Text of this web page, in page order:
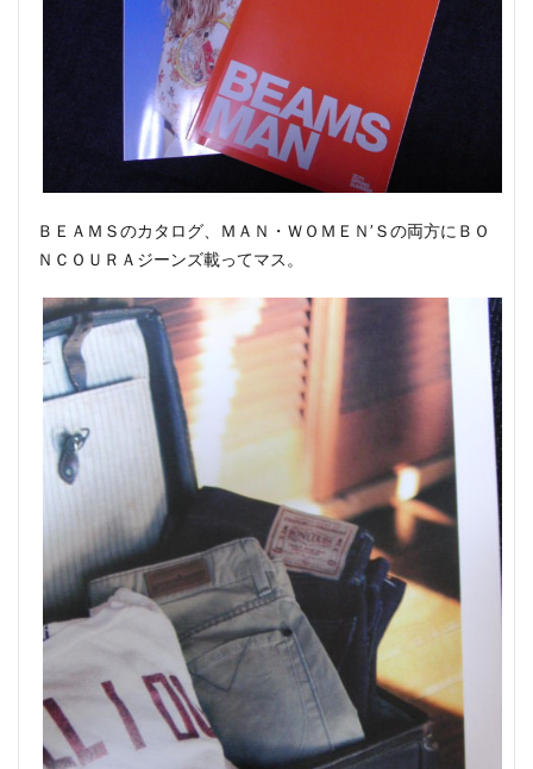
ＢＥＡＭＳのカタログ、ＭＡＮ・ＷＯＭＥＮ’Ｓの両方にＢＯ
ＮＣＯＵＲＡジーンズ載ってマス。